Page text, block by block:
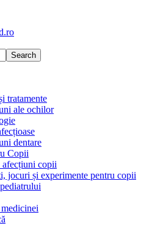
tratamente
ale ochilor
dentare
Copii
copii
jocuri și experimente pentru copii